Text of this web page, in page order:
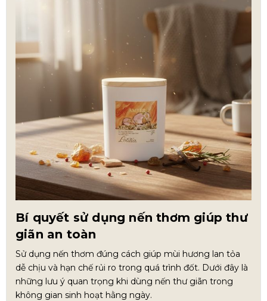
Bí quyết sử dụng nến thơm giúp thư
giãn an toàn
Sử dụng nến thơm đúng cách giúp mùi hương lan tỏa
dễ chịu và hạn chế rủi ro trong quá trình đốt. Dưới đây là
những lưu ý quan trọng khi dùng nến thư giãn trong
không gian sinh hoạt hằng ngày.